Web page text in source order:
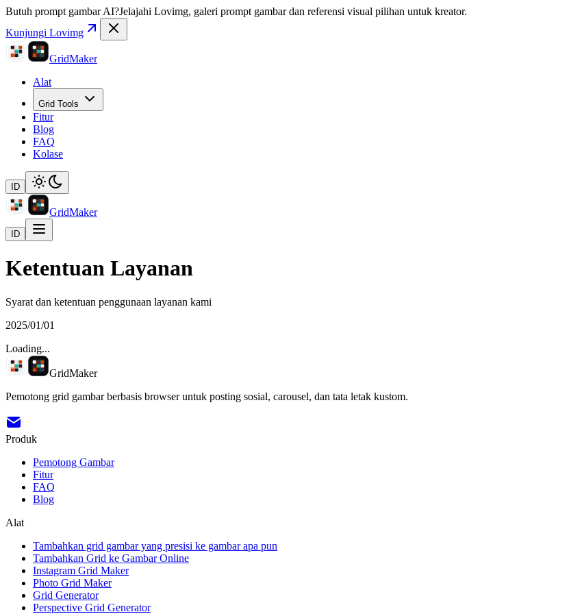
Butuh prompt gambar AI?Jelajahi Lovimg, galeri prompt gambar dan referensi visual pilihan untuk kreator.
Kunjungi Lovimg
GridMaker
Alat
Grid Tools
Fitur
Blog
FAQ
Kolase
ID
GridMaker
ID
Ketentuan Layanan
Syarat dan ketentuan penggunaan layanan kami
2025/01/01
Loading...
GridMaker
Pemotong grid gambar berbasis browser untuk posting sosial, carousel, dan tata letak kustom.
Produk
Pemotong Gambar
Fitur
FAQ
Blog
Alat
Tambahkan grid gambar yang presisi ke gambar apa pun
Tambahkan Grid ke Gambar Online
Instagram Grid Maker
Photo Grid Maker
Grid Generator
Perspective Grid Generator